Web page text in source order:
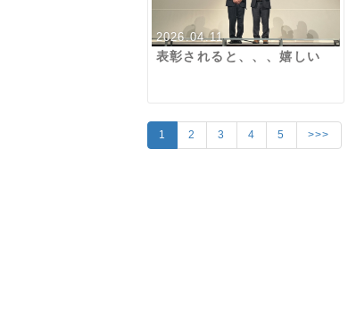
2026.04.11
表彰されると、、、嬉しい
1 2 3 4 5 >>>